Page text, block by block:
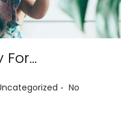
. No